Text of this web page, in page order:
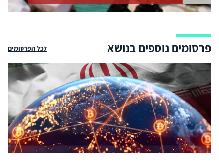
פרסומים נוספים בנושא לכל הפרסומים